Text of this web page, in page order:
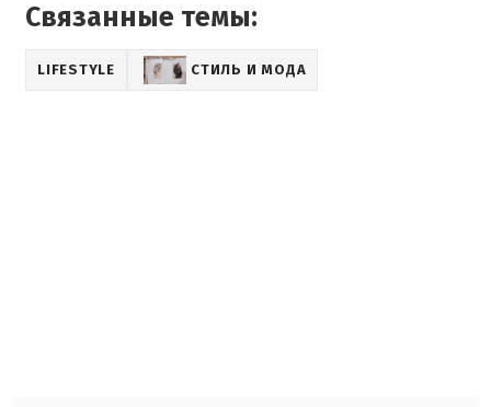
Связанные темы:
LIFESTYLE СТИЛЬ И МОДА